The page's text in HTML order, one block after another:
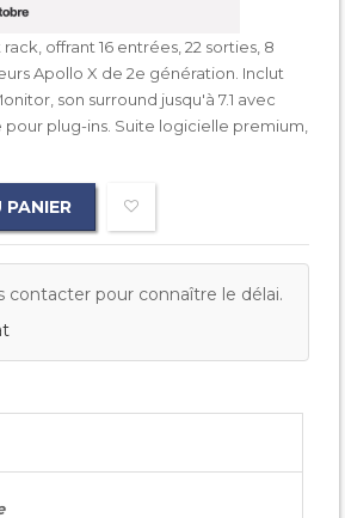
offrant 16 entrées, 22 sorties, 8
Apollo X de 2e génération. Inclut
son surround jusqu'à 7.1 avec
pour plug-ins. Suite logicielle premium,
contacter pour connaître le délai.